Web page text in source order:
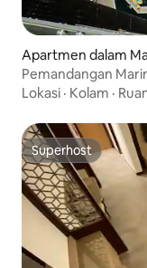
Apartmen dalam
Pemandangan
Gerbang1/
Lokasi · Kolam ·
Superhost
Superhost